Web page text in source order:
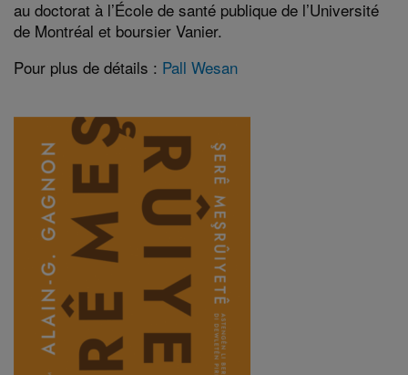
au doctorat à l’École de santé publique de l’Université
de Montréal et boursier Vanier.
Pour plus de détails : Pall Wesan